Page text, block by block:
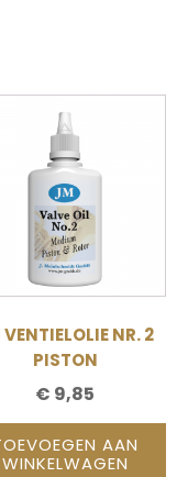
NR. 2
PISTON
€ 9,85
AAN
WINKELWAGEN